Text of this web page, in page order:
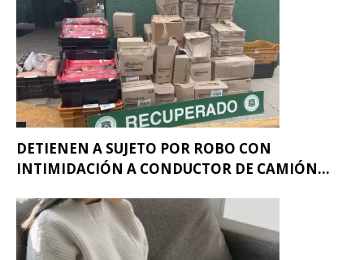
DETIENEN A SUJETO POR ROBO CON
INTIMIDACIÓN A CONDUCTOR DE CAMIÓN...